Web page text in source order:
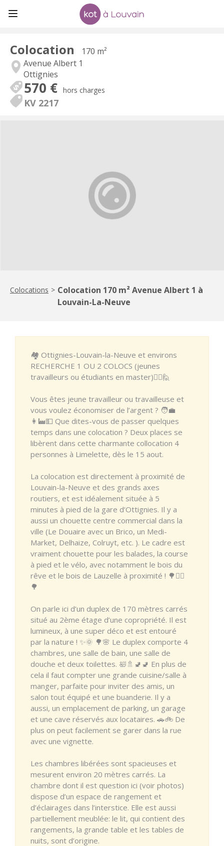
Colocation
170 m²
Avenue Albert 1
Ottignies
570 € hors charges
KV 2217
Colocations > Colocation 170 m² Avenue Albert 1 à
Louvain-La-Neuve
🏘️ Ottignies-Louvain-la-Neuve et environs
RECHERCHE 1 OU 2 COLOCS (jeunes
travailleurs ou étudiants en master)🙋‍♀️🙋
Vous êtes jeune travailleur ou travailleuse et
vous voulez économiser de l’argent ? 🧑‍💼
👩‍🏭💵 Que dites-vous de passer quelques
temps dans une colocation ? Deux places se
libèrent dans cette charmante collocation 4
personnes à Limelette, dès le 15 aout.
La colocation est directement à proximité de
Louvain-la-Neuve et des grands axes
routiers, et est idéalement située à 5
minutes à pied de la gare d’Ottignies. Il y a
aussi un chouette centre commercial dans la
ville (Le Douaire avec un Brico, un Medi-
Market, Delhaize, Colruyt, etc. ). Le cadre est
vraiment chouette pour les balades, la course
à pied et le vélo, avec notamment le bois du
rêve et le bois de Lauzelle à proximité ! 🌳🚴‍♀️
🌳
On parle ici d’un duplex de 170 mètres carrés
situé au 2ème étage d’une copropriété. Il est
lumineux, à une super déco et est entouré
par la nature ! ✨🌞 🌳🌸 Le duplex comporte 4
chambres, une salle de bain, une salle de
douche et deux toilettes. 🛀🚿🚽🚽 En plus de
cela il faut compter une grande cuisine/salle à
manger, parfaite pour inviter des amis, un
salon tout équipé et une buanderie. Il y a
aussi, un emplacement de parking, un garage
et une cave réservés aux locataires. 🚗🚲 De
plus on peut facilement se garer dans la rue
avec une vignette.
Les chambres libérées sont spacieuses et
mesurent environ 20 mètres carrés. La
chambre dont il est question ici (voir photos)
dispose d’un espace de rangement et
d’éclairages dans l’interstice. Elle est aussi
partiellement meublée: le lit, qui contient des
rangements, la grande table et les tables de
nuits, sont d’origine.